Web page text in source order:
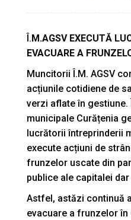
Î. M.AGSV EXECUTĂ
EVACUARE A
Muncitorii Î.M. AGSV
acțiunile cotidiene de
verzi aflate în gestiune.
municipale Curățenia
lucrătorii întreprinderii
execute acțiuni de
frunzelor uscate din
publice ale capitalei
Astfel, astăzi continuă
evacuare a frunzelor în